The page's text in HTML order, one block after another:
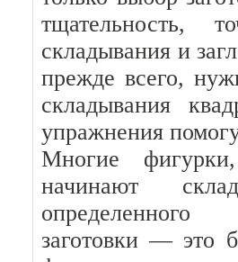
тщательность,
складывания и
прежде всего,
складывания
упражнения
Многие
начинают
заготовки — это